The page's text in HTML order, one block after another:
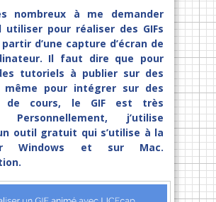
nombreux à me demander
utiliser pour réaliser des GIFs
d’une capture d’écran de
Il faut dire que pour
tutoriels à publier sur des
même pour intégrer sur des
de cours, le GIF est très
Personnellement, j’utilise
outil gratuit qui s’utilise à la
Windows et sur Mac.